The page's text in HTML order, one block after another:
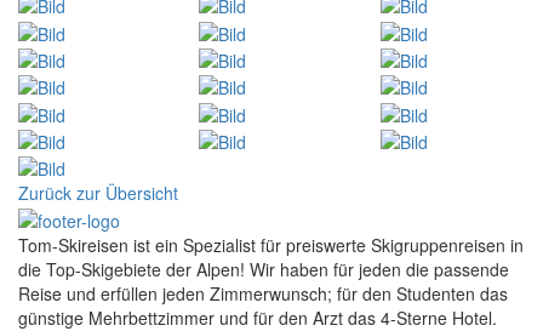
Zurück zur Übersicht
Tom-Skireisen ist ein Spezialist für preiswerte Skigruppenreisen in
die Top-Skigebiete der Alpen! Wir haben für jeden die passende
Reise und erfüllen jeden Zimmerwunsch; für den Studenten das
günstige Mehrbettzimmer und für den Arzt das 4-Sterne Hotel.